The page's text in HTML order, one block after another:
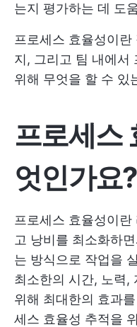
는지 평가하는 데 도
프로세스 효율성이
지, 그리고 팀 내에서
위해 무엇을 할 수 있
프로세스
엇인가요?
프로세스 효율성이
고 낭비를 최소화하
는 방식으로 작업을
최소한의 시간, 노력,
위해 최대한의 효과
세스 효율성 추적을